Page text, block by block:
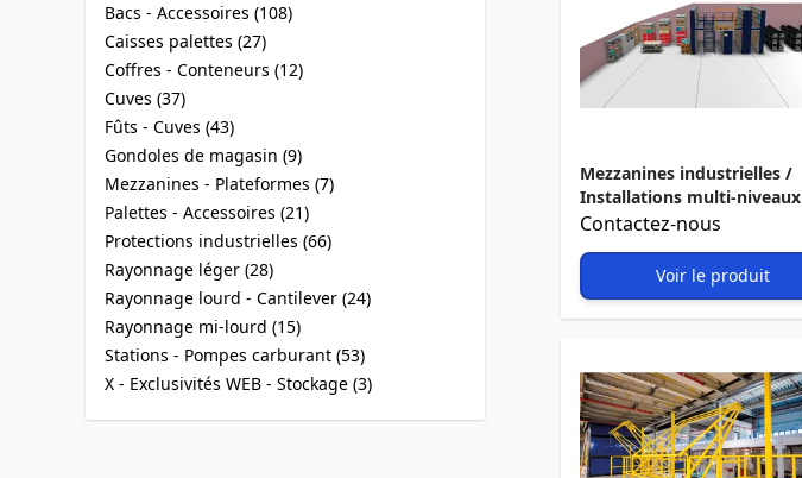
Bacs - Accessoires (108
products available
)
Caisses palettes (27
products available )
Coffres - Conteneurs (12
products available
)
Cuves (37
products available
)
Fûts - Cuves (43
products available
)
Gondoles de magasin (9
products available
)
Mezzanines - Plateformes (7
products available
)
Palettes - Accessoires (21
products available
)
Protections industrielles (66
products available
)
Rayonnage léger (28
products available
)
Rayonnage lourd - Cantilever (24
products available
)
Rayonnage mi-lourd (15
products available
)
Stations - Pompes carburant (53
products available
)
X - Exclusivités WEB - Stockage (3
products available )
Mezzanines industrielles /
Installations multi-niveaux
Contactez-nous
Voir le produit